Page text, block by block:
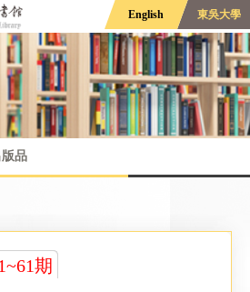
東吳大學
English
品
期